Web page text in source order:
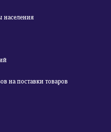
населения
на поставки товаров